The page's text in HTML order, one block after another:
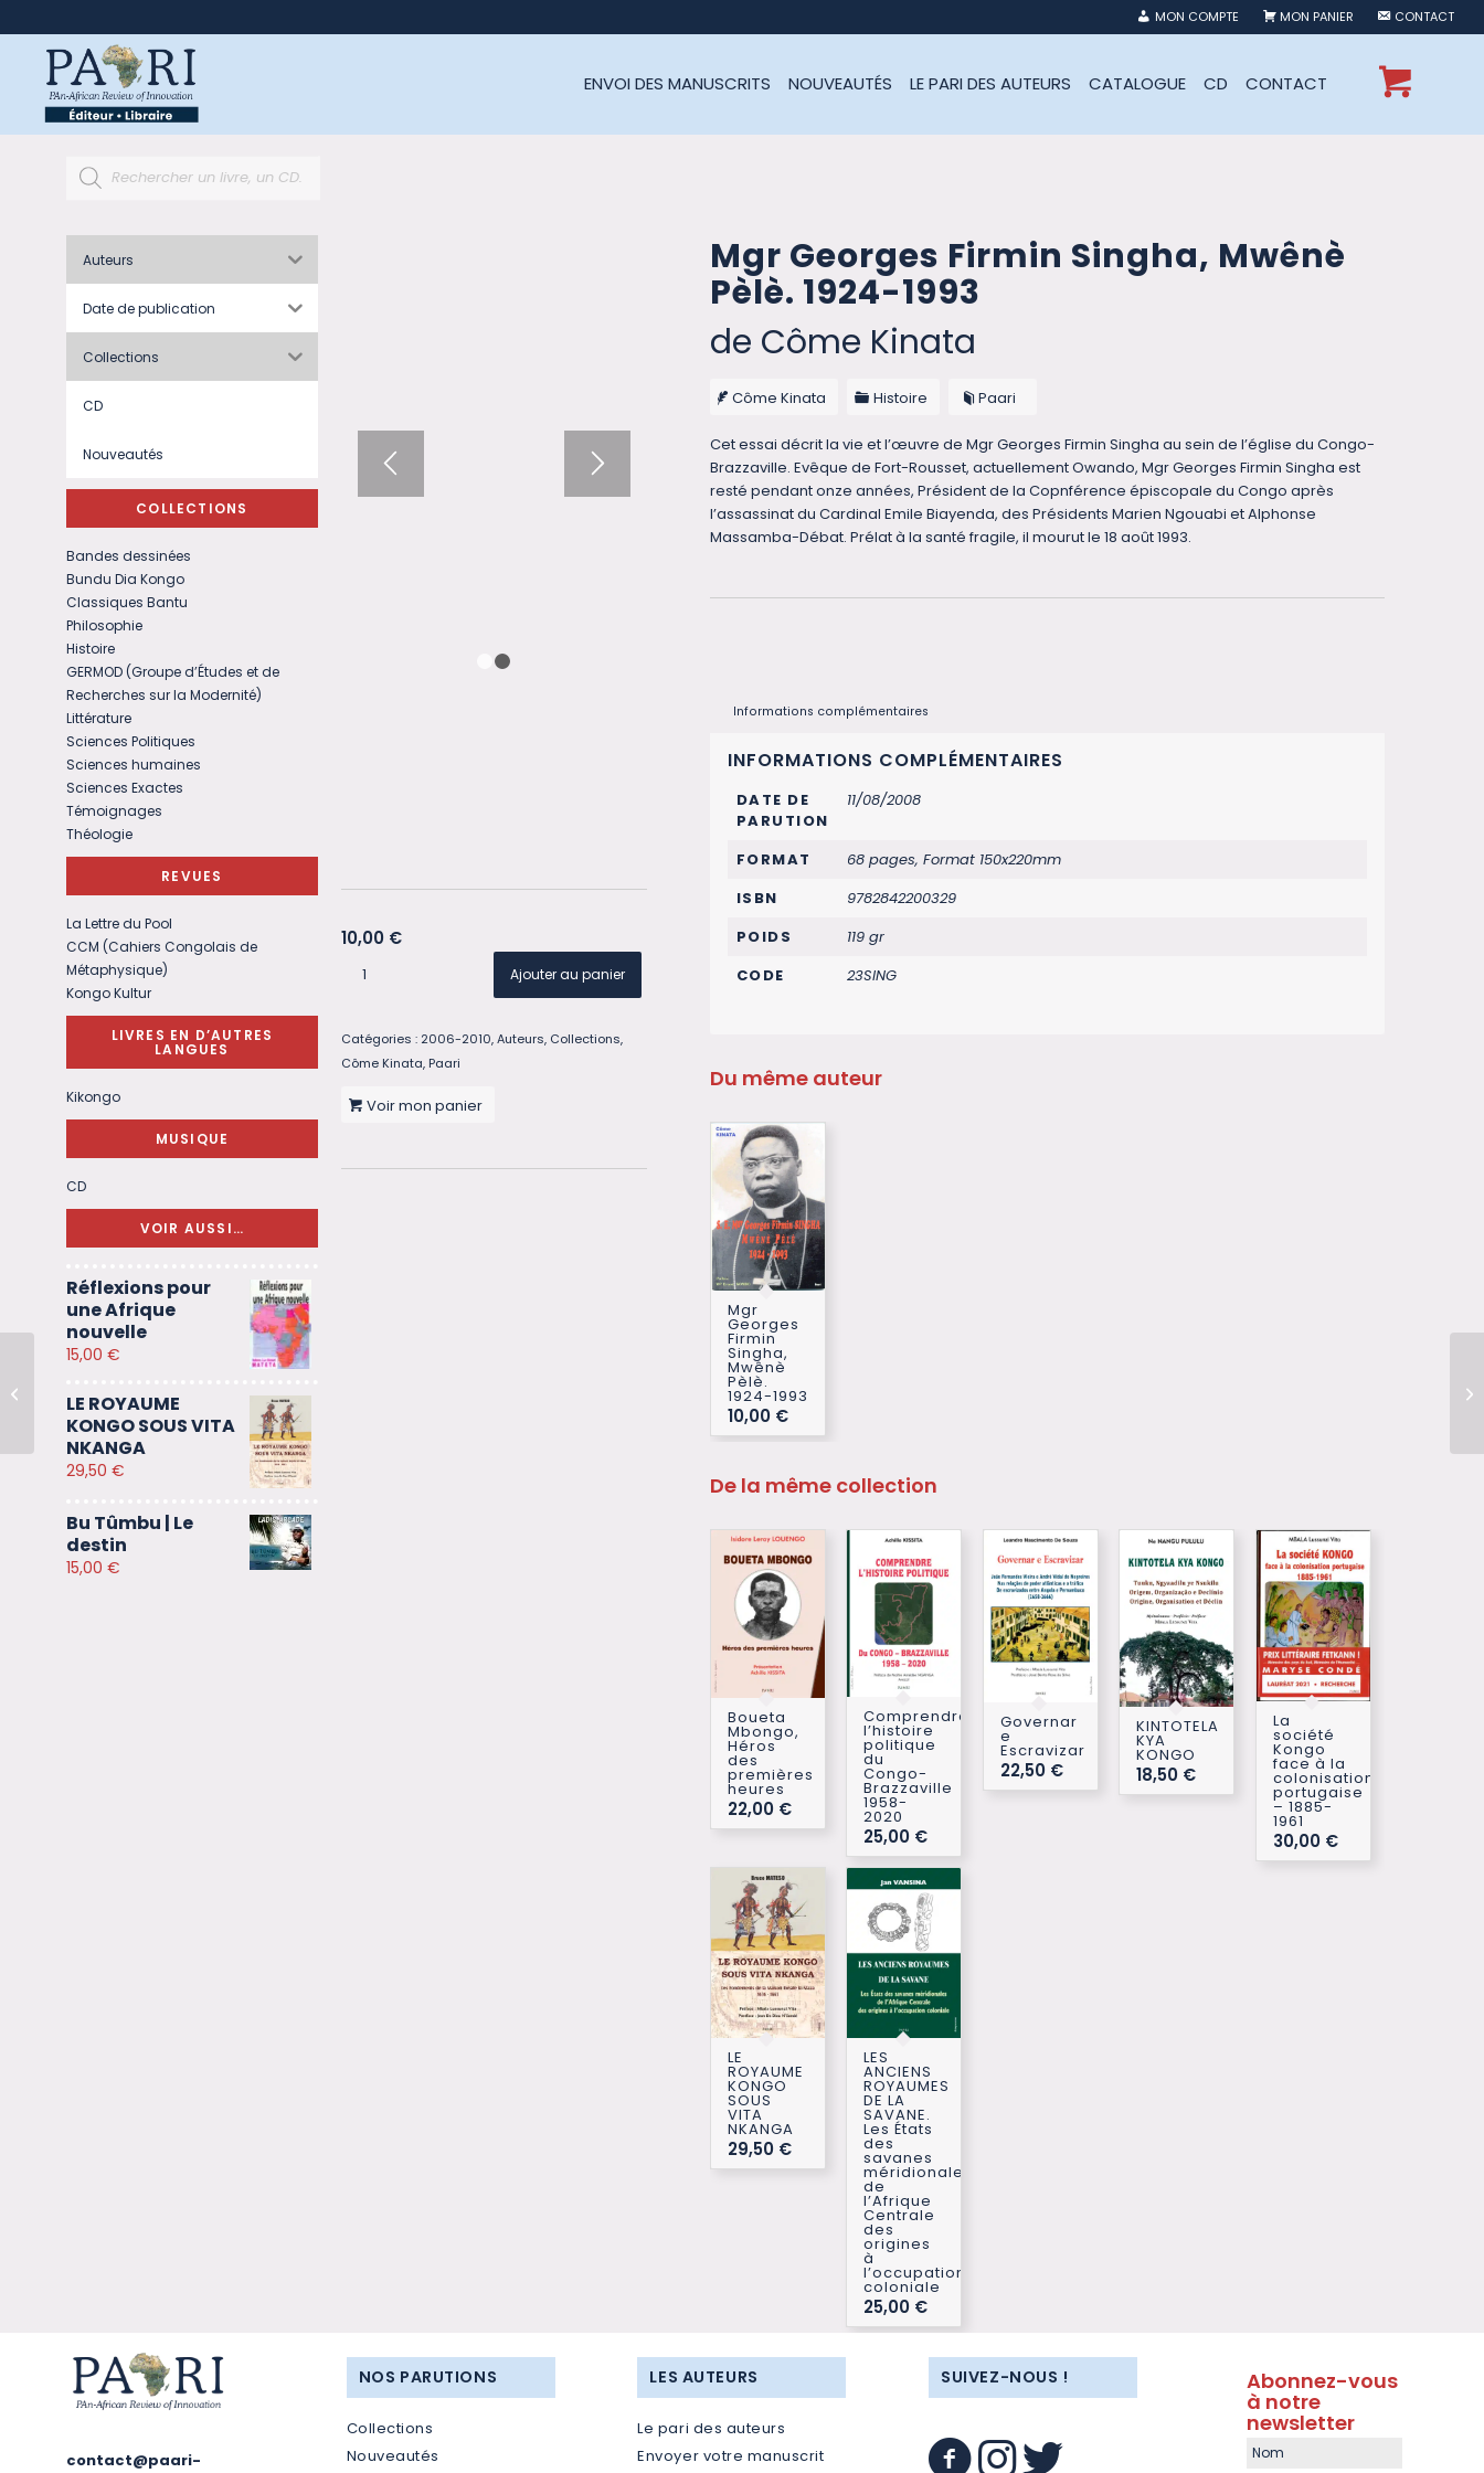
MON COMPTE MON PANIER CONTACT
ENVOI DES MANUSCRITS NOUVEAUTÉS LE PARI DES AUTEURS CATALOGUE CD CONTACT
10,00 €
Ajouter au panier
Catégories : 2006-2010,Auteurs, Collections,
Côme Kinata, Paari
Voir mon panier
Mgr Georges Firmin Singha, Mwênè
Pèlè. 1924-1993
de Côme Kinata
Côme Kinata Histoire Paari
Cet essai décrit la vie et l’œuvre de Mgr Georges Firmin Singha au sein de l’église du Congo-
Brazzaville. Evêque de Fort-Rousset, actuellement Owando, Mgr Georges Firmin Singha est
resté pendant onze années, Président de la Copnférence épiscopale du Congo après
l’assassinat du Cardinal Emile Biayenda, des Présidents Marien Ngouabi et Alphonse
Massamba-Débat. Prélat à la santé fragile, il mourut le 18 août 1993.
Informations complémentaires
INFORMATIONS COMPLÉMENTAIRES
DATE DE
PARUTION
11/08/2008
FORMAT
68 pages, Format 150x220mm
ISBN
9782842200329
POIDS
119 gr
CODE
23SING
Du même auteur
Mgr
Georges
Firmin
Singha,
Mwênè
Pèlè.
1924-1993
10,00 €
De la même collection
Boueta
Mbongo,
Héros
des
premières
heures
22,00 €
Comprendre
l’histoire
politique
du
Congo-
Brazzaville
1958-
2020
25,00 €
Governar
e
Escravizar
22,50 €
KINTOTELA
KYA
KONGO
18,50 €
La
société
Kongo
face à la
colonisation
portugaise
– 1885-
1961
30,00 €
LE
ROYAUME
KONGO
SOUS
VITA
NKANGA
29,50 €
LES
ANCIENS
ROYAUMES
DE LA
SAVANE.
Les États
des
savanes
méridionales
de
l’Afrique
Centrale
des
origines
à
l’occupation
coloniale
25,00 €
Auteurs
Date de publication
Collections
CD
Nouveautés
COLLECTIONS
Bandes dessinées
Bundu Dia Kongo
Classiques Bantu
Philosophie
Histoire
GERMOD (Groupe d’Études et de
Recherches sur la Modernité)
Littérature
Sciences Politiques
Sciences humaines
Sciences Exactes
Témoignages
Théologie
REVUES
La Lettre du Pool
CCM (Cahiers Congolais de
Métaphysique)
Kongo Kultur
LIVRES EN D’AUTRES
LANGUES
Kikongo
MUSIQUE
CD
VOIR AUSSI…
Réflexions pour
une Afrique
nouvelle
15,00 €
LE ROYAUME
KONGO SOUS VITA
NKANGA
29,50 €
Bu Tûmbu | Le
destin
15,00 €
contact@paari-
NOS PARUTIONS
Collections
Nouveautés
LES AUTEURS
Le pari des auteurs
Envoyer votre manuscrit
SUIVEZ-NOUS ! Abonnez-vous
à notre
newsletter
achevé